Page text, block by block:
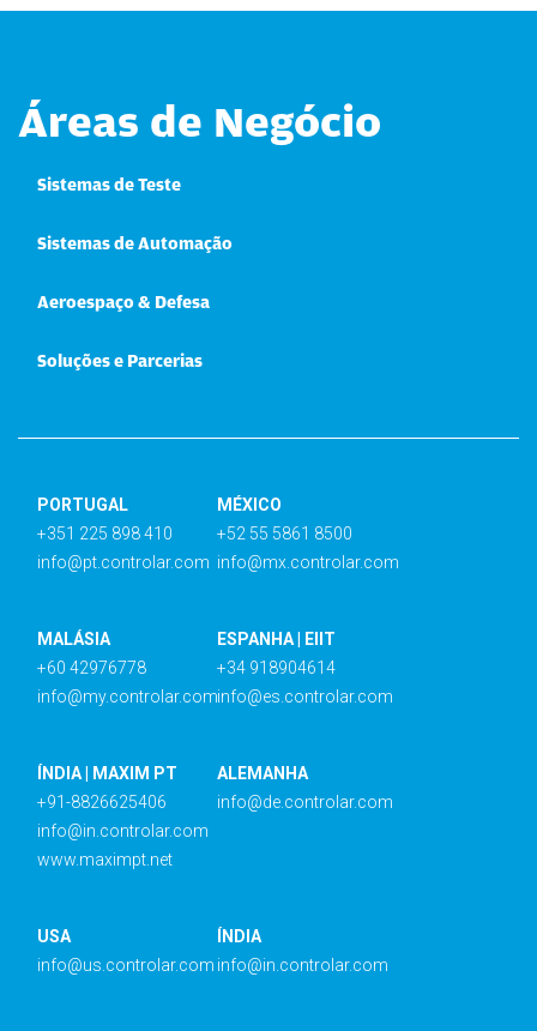
Áreas de Negócio
Sistemas de Teste
Sistemas de Automação
Aeroespaço & Defesa
Soluções e Parcerias
PORTUGAL
+351 225 898 410
info@pt.controlar.com
MÉXICO
+52 55 5861 8500
info@mx.controlar.com
MALÁSIA
+60 42976778
info@my.controlar.com
ESPANHA | EIIT
+34 918904614
info@es.controlar.com
ÍNDIA | MAXIM PT
+91-8826625406
info@in.controlar.com
www.maximpt.net
ALEMANHA
info@de.controlar.com
USA
info@us.controlar.com
ÍNDIA
info@in.controlar.com